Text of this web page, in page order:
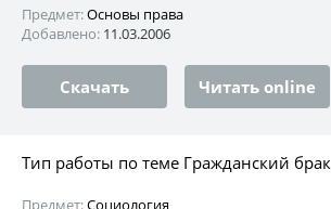
Предмет:Основы права
Добавлено: 11.03.2006
Скачать Читать online
Тип работы по теме Гражданский брак
Предмет:Социология